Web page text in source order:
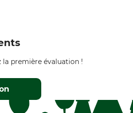
la première évaluation !